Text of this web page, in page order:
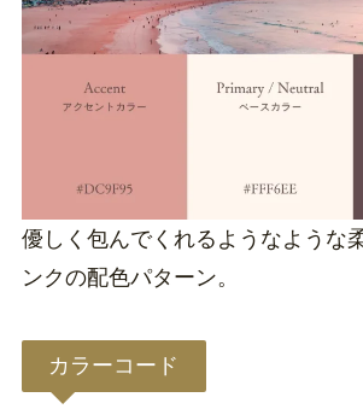
優しく包んでくれるようなような
ンクの配色パターン。
カラーコード